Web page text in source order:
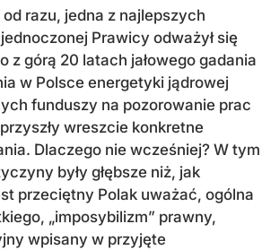
razu, jedna z najlepszych
Prawicy odważył się
z górą 20 latach jałowego gadania
w Polsce energetyki jądrowej
funduszy na pozorowanie prac
wreszcie konkretne
Dlaczego nie wcześniej? W tym
były głębsze niż, jak
przeciętny Polak uważać, ogólna
„imposybilizm” prawny,
wpisany w przyjęte